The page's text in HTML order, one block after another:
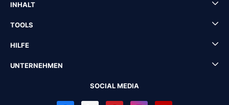
INHALT
TOOLS
HILFE
UNTERNEHMEN
SOCIAL MEDIA